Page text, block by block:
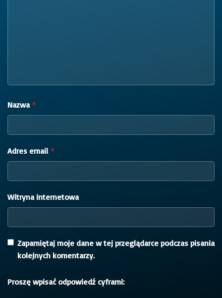
Nazwa *
Adres email *
Witryna internetowa
Zapamiętaj moje dane w tej przeglądarce podczas pisania
kolejnych komentarzy.
Proszę wpisać odpowiedź cyframi: